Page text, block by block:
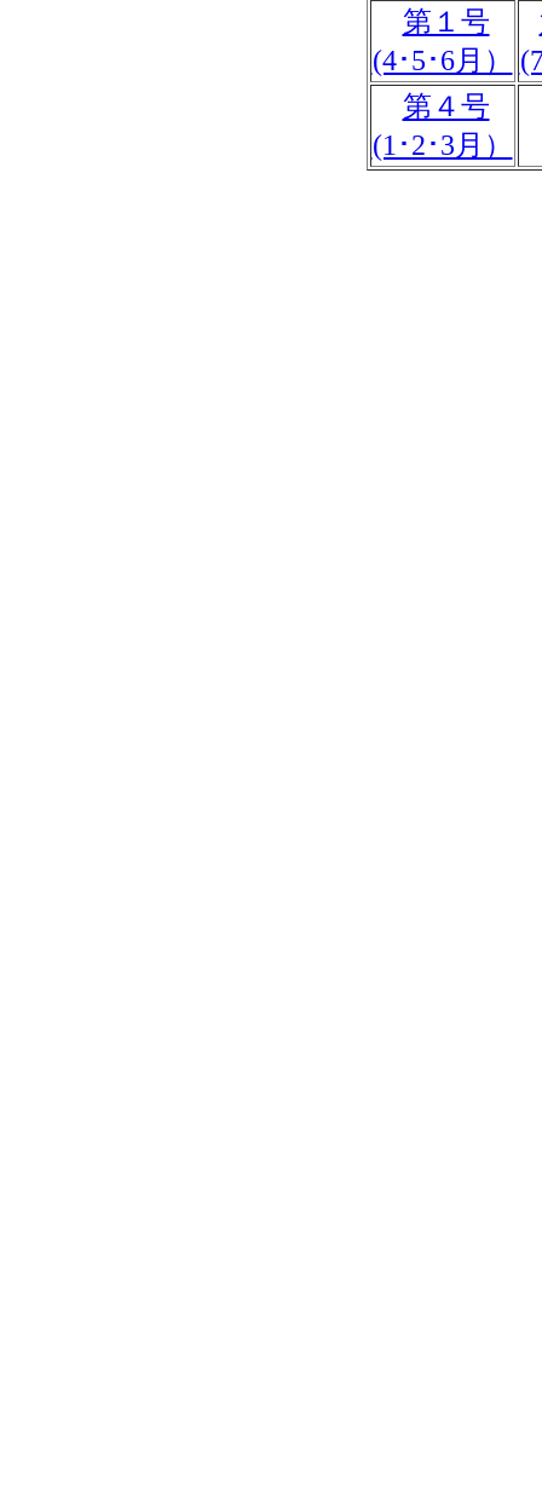
第１号
(4･5･6月）
第４号
(1･2･3月）